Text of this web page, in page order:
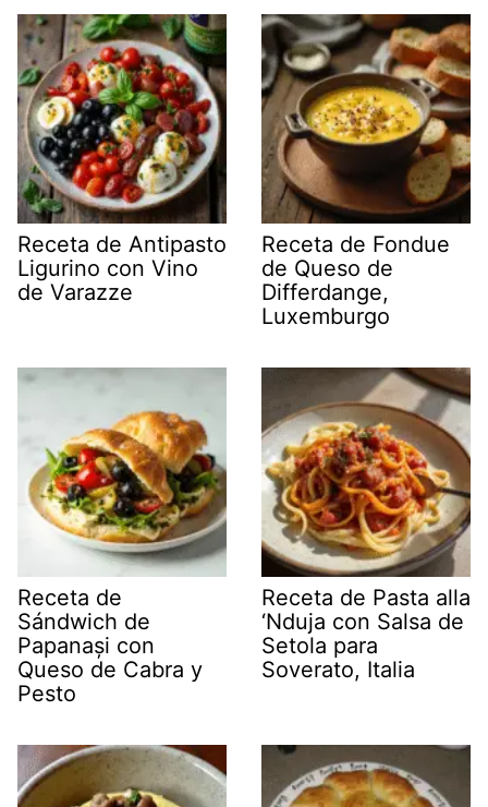
Receta de Antipasto
Ligurino con Vino
de Varazze
Receta de Fondue
de Queso de
Differdange,
Luxemburgo
Receta de
Sándwich de
Papanași con
Queso de Cabra y
Pesto
Receta de Pasta alla
‘Nduja con Salsa de
Setola para
Soverato, Italia